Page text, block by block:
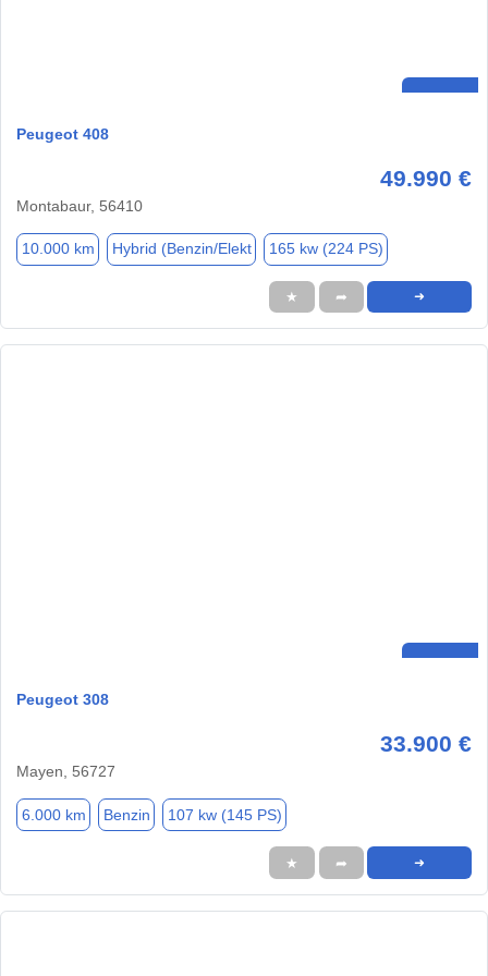
Peugeot 408
49.990 €
Montabaur, 56410
10.000 km Hybrid (Benzin/Elekt 165 kw (224 PS)
★ ➦ ➜
Peugeot 308
33.900 €
Mayen, 56727
6.000 km Benzin 107 kw (145 PS)
★ ➦ ➜